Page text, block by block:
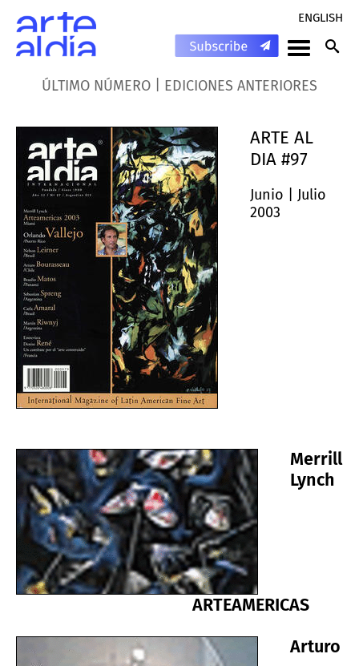
ENGLISH
ÚLTIMO NÚMERO EDICIONES ANTERIORES
ARTE AL
DIA #97
Junio | Julio
2003
Merrill
Lynch
ARTEAMERICAS
Arturo